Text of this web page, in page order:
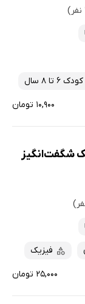
کودک 6 تا 8 سال
۱۰,۹۰۰ تومان
شگفت‌انگیز
فیزیک
۲۵,۰۰۰ تومان